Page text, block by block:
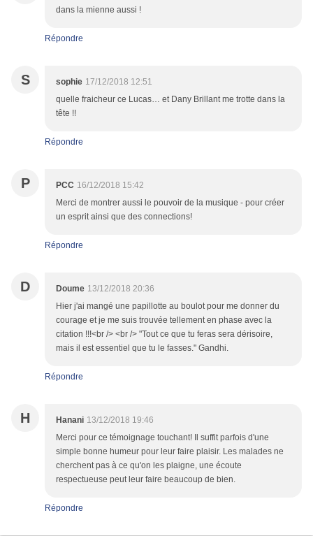
dans la mienne aussi !
Répondre
S sophie 17/12/2018 12:51
quelle fraicheur ce Lucas… et Dany Brillant me trotte dans la
tête !!
Répondre
P PCC 16/12/2018 15:42
Merci de montrer aussi le pouvoir de la musique - pour créer
un esprit ainsi que des connections!
Répondre
D Doume 13/12/2018 20:36
Hier j'ai mangé une papillotte au boulot pour me donner du
courage et je me suis trouvée tellement en phase avec la
citation !!!<br /> <br /> "Tout ce que tu feras sera dérisoire,
mais il est essentiel que tu le fasses." Gandhi.
Répondre
H Hanani 13/12/2018 19:46
Merci pour ce témoignage touchant! Il suffit parfois d'une
simple bonne humeur pour leur faire plaisir. Les malades ne
cherchent pas à ce qu'on les plaigne, une écoute
respectueuse peut leur faire beaucoup de bien.
Répondre